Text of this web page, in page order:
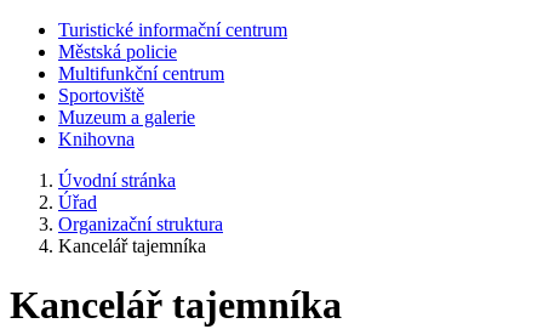
Turistické informační centrum
Městská policie
Multifunkční centrum
Sportoviště
Muzeum a galerie
Knihovna
Úvodní stránka
Úřad
Organizační struktura
Kancelář tajemníka
Kancelář tajemníka